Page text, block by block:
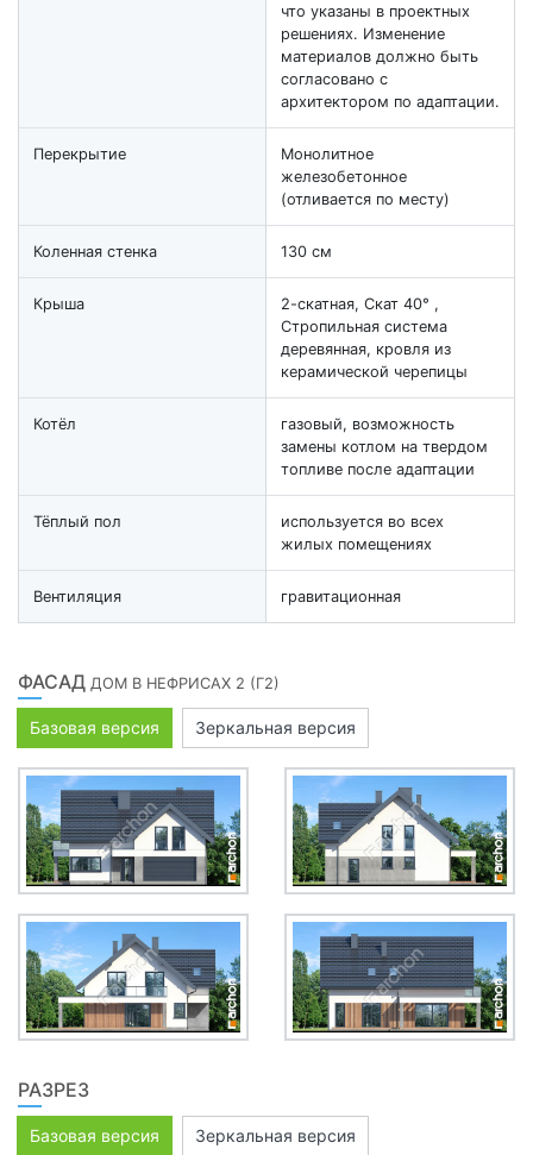
что указаны в проектных
решениях. Изменение
материалов должно быть
согласовано с
архитектором по адаптации.
Перекрытие
Монолитное
железобетонное
(отливается по месту)
Коленная стенка 130 см
Крыша
2-скатная, Скат 40° ,
Стропильная система
деревянная, кровля из
керамической черепицы
Котёл
газовый, возможность
замены котлом на твердом
топливе после адаптации
Тёплый пол
используется во всех
жилых помещениях
Вентиляция гравитационная
ФАСАД ДОМ В НЕФРИСАХ 2 (Г2)
Базовая версия Зеркальная версия
РАЗРЕЗ
Базовая версия Зеркальная версия